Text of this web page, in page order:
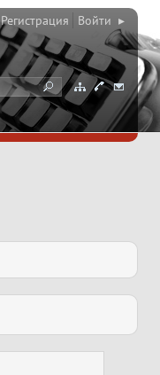
Регистрация Войти ▸